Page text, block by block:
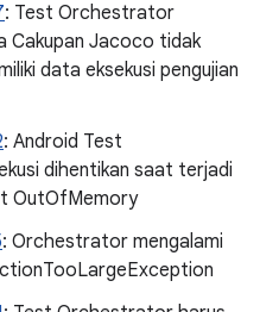
: Test Orchestrator
Cakupan Jacoco tidak
data eksekusi pengujian
: Android Test
dihentikan saat terjadi
OutOfMemory
: Orchestrator mengalami